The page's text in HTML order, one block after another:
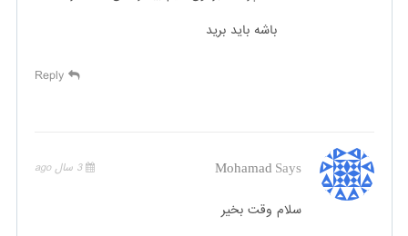
باشه باید برید
Reply
MohamadSays 3 سال ago
سلام وقت بخیر